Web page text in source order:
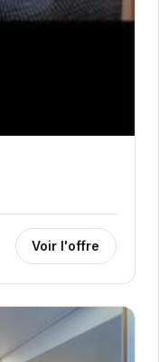
Voir l'offre